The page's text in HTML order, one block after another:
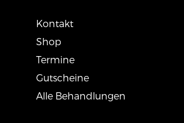
Kontakt
Shop
Termine
Gutscheine
Alle Behandlungen